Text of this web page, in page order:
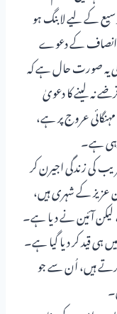
کے لیے لابنگ ہو
انصاف کے دعوے
یہ صورت حال ہے کہ
نہ لینے کا دعویٰ
عروج پر ہے،
رہی ہے۔
کی زندگی اجیرن کر
کے شہری ہیں،
لیکن آئین نے دیا ہے۔
ہی قید کر دیا گیا ہے۔
کرتے ہیں، اُن سے جو